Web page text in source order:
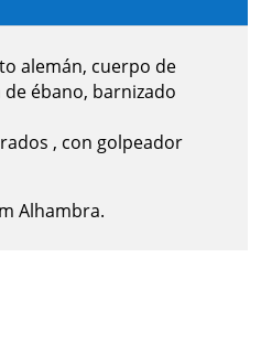
alemán, cuerpo de
ébano, barnizado
, con golpeador
Alhambra.